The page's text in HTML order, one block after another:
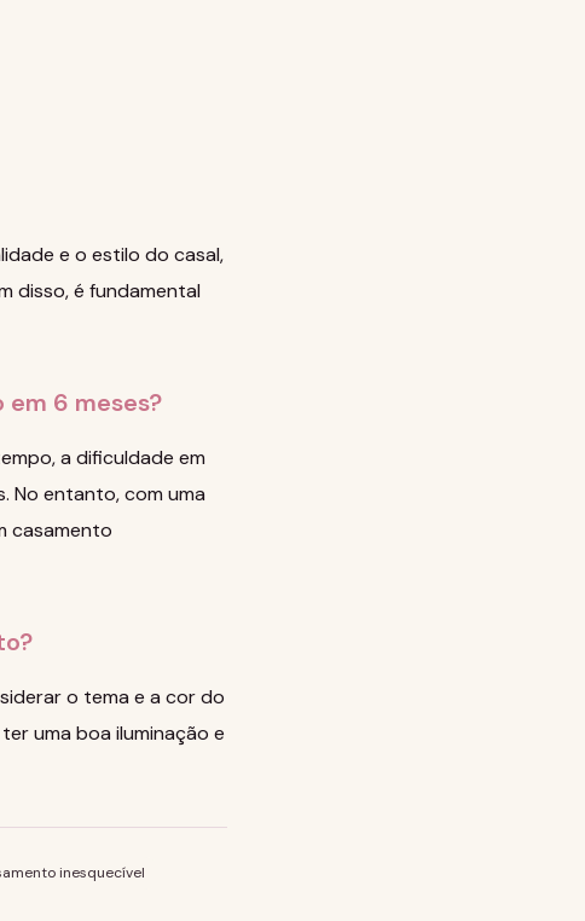
e o estilo do casal,
disso, é fundamental
6 meses?
a dificuldade em
No entanto, com uma
casamento
o tema e a cor do
uma boa iluminação e
inesquecível